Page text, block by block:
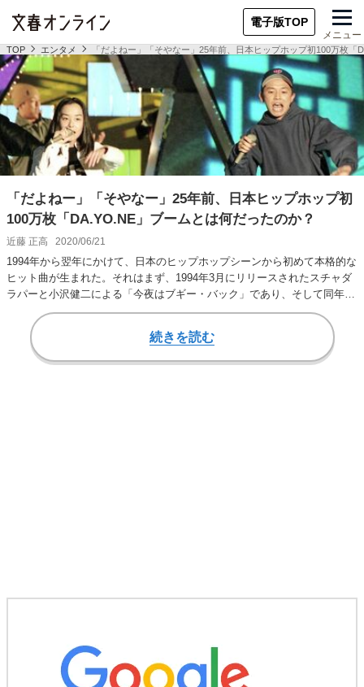
電子版TOP
メニュー
TOP エンタメ 「だよねー」「そやなー」25年前、日本ヒップホップ初100万枚
「だよねー」「そやなー」25年前、日本ヒップホップ初
100万枚「DA.YO.NE」ブームとは何だったのか？
近藤 正高 2020/06/21
1994年から翌年にかけて、日本のヒップホップシーンから初めて本格的な
ヒット曲が生まれた。それはまず、1994年3月にリリースされたスチャダ
ラパーと小沢健二による「今夜はブギー・バック」であり、そして同年8
月リリー…
続きを読む